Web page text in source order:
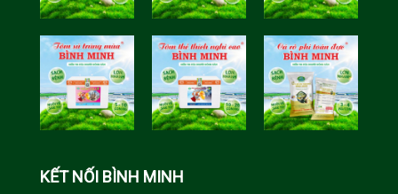
Hóa Bình
Minh
Học Bình
Minh
KẾT NỐI BÌNH MINH